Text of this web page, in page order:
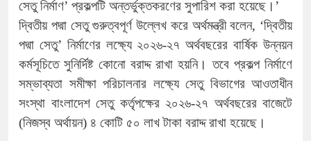
সেতু নির্মাণ’ প্রকল্পটি অন্তর্ভুক্তকরণের সুপারিশ করা হয়েছে।’
দ্বিতীয় পদ্মা সেতু গুরুত্বপূর্ণ উল্লেখ করে অর্থমন্ত্রী বলেন, ‘দ্বিতীয়
পদ্মা সেতু’ নির্মাণের লক্ষ্যে ২০২৬-২৭ অর্থবছরের বার্ষিক উন্নয়ন
কর্মসূচিতে সুনির্দিষ্ট কোনো বরাদ্দ রাখা হয়নি। তবে প্রকল্প নির্মাণে
সম্ভাব্যতা সমীক্ষা পরিচালনার লক্ষ্যে সেতু বিভাগের আওতাধীন
সংস্থা বাংলাদেশ সেতু কর্তৃপক্ষের ২০২৬-২৭ অর্থবছরের বাজেটে
(নিজস্ব অর্থায়ন) ৪ কোটি ৫০ লাখ টাকা বরাদ্দ রাখা হয়েছে।